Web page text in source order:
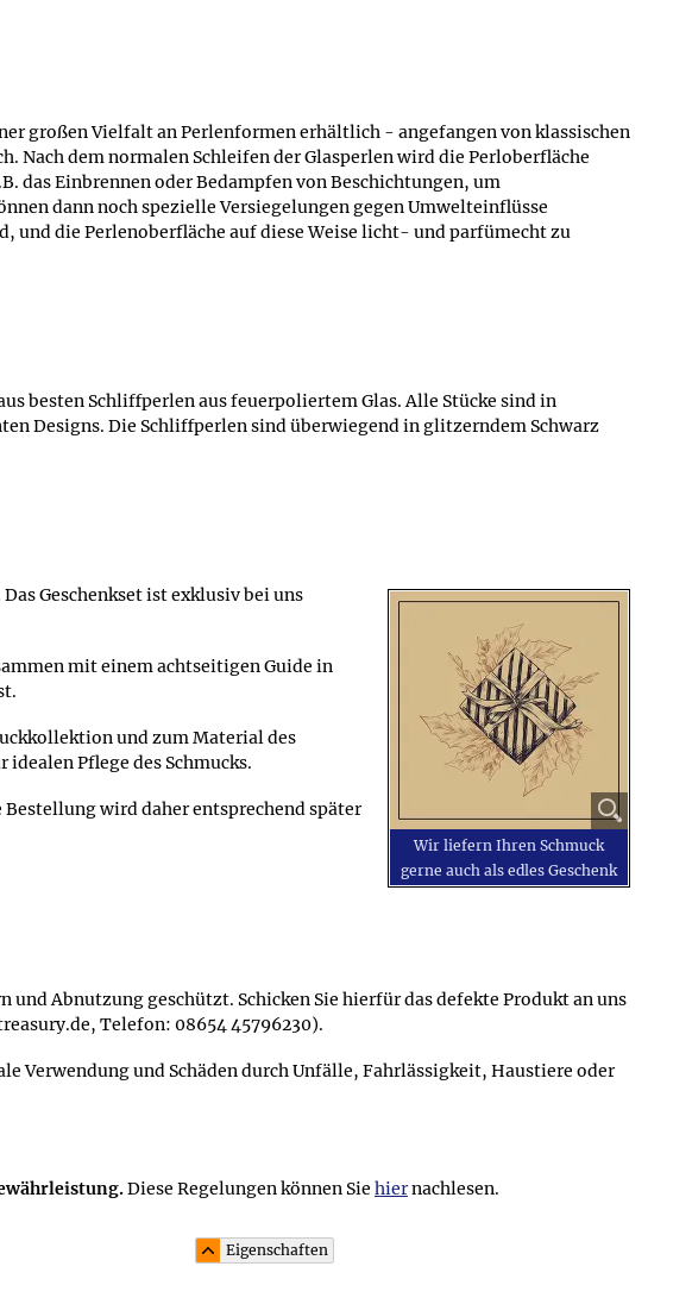
großen Vielfalt an Perlenformen erhältlich - angefangen von klassischen
Nach dem normalen Schleifen der Glasperlen wird die Perloberfläche
das Einbrennen oder Bedampfen von Beschichtungen, um
dann noch spezielle Versiegelungen gegen Umwelteinflüsse
und die Perlenoberfläche auf diese Weise licht- und parfümecht zu
besten Schliffperlen aus feuerpoliertem Glas. Alle Stücke sind in
Designs. Die Schliffperlen sind überwiegend in glitzerndem Schwarz
Wir liefern Ihren Schmuck
gerne auch als edles Geschenk
Geschenkset ist exklusiv bei uns
mit einem achtseitigen Guide in
und zum Material des
Pflege des Schmucks.
wird daher entsprechend später
Abnutzung geschützt. Schicken Sie hierfür das defekte Produkt an uns
Telefon: 08654 45796230).
Verwendung und Schäden durch Unfälle, Fahrlässigkeit, Haustiere oder
Diese Regelungen können Sie hiernachlesen.
Eigenschaften